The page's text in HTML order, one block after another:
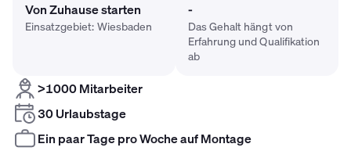
Von Zuhause starten
Einsatzgebiet: Wiesbaden
-
Das Gehalt hängt von
Erfahrung und Qualifikation
ab
>1000 Mitarbeiter
30 Urlaubstage
Ein paar Tage pro Woche auf Montage